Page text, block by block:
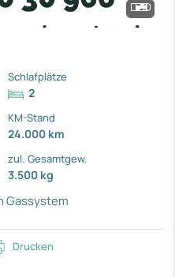
Schlafplätze
2
KM-Stand
24.000 km
zul. Gesamtgew.
3.500 kg
Gassystem
Drucken